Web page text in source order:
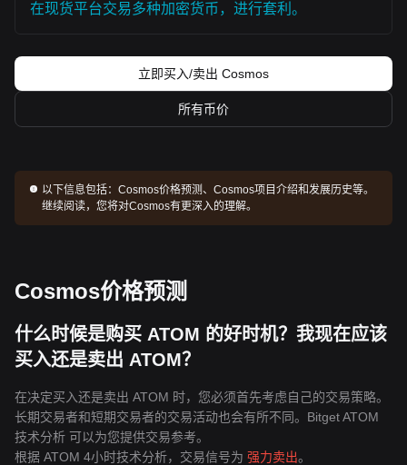
在现货平台交易多种加密货币，进行套利。
立即买入/卖出 Cosmos
所有币价
以下信息包括： Cosmos价格预测、Cosmos项目介绍和发展历史等。
继续阅读，您将对Cosmos有更深入的理解。
Cosmos价格预测
什么时候是购买 ATOM 的好时机？我现在应该
买入还是卖出 ATOM？
在决定买入还是卖出 ATOM 时，您必须首先考虑自己的交易策略。
长期交易者和短期交易者的交易活动也会有所不同。Bitget ATOM
技术分析 可以为您提供交易参考。
根据 ATOM 4小时技术分析，交易信号为 强力卖出。